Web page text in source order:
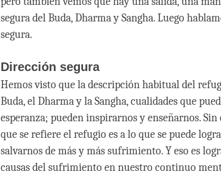
segura del Buda, Dharma y Sangha. Luego
segura.
Dirección segura
Hemos visto que la descripción habitual del
Buda, el Dharma y la Sangha, cualidades que
esperanza; pueden inspirarnos y enseñarnos.
que se refiere el refugio es a lo que se puede
salvarnos de más y más sufrimiento. Y eso es
causas del sufrimiento en nuestro continuo